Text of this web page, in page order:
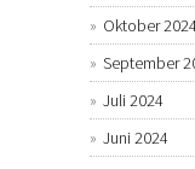
Oktober
September
Juli 2024
Juni 2024